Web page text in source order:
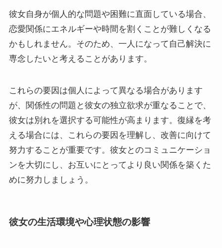
彼女自身が個人的な問題や困難に直面している場合、
恋愛関係にエネルギーや時間を割くことが難しくなる
かもしれません。そのため、一人になって自己解決に
専念したいと考えることがあります。
これらの要因は個人によって異なる場合があります
が、関係性の問題と彼女の独立欲求が重なることで、
彼女は別れを選択する可能性が高まります。復縁を考
える場合には、これらの要因を理解し、改善に向けて
努力することが重要です。彼女とのコミュニケーショ
ンを大切にし、お互いにとってより良い関係を築くた
めに努力しましょう。
彼女の生活環境や心理状態の影響